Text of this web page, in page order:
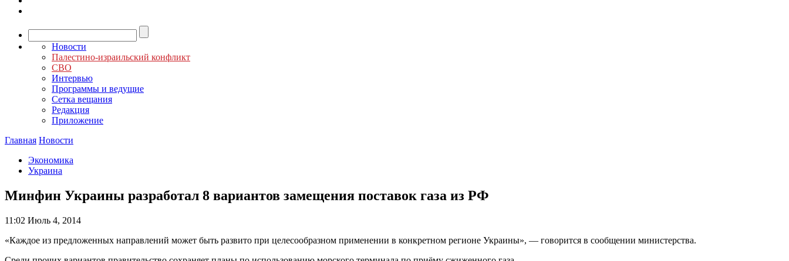
Новости
Палестино-израильский конфликт
СВО
Интервью
Программы и ведущие
Сетка вещания
Редакция
Приложение
Главная Новости
Экономика
Украина
Минфин Украины разработал 8 вариантов замещения поставок газа из РФ
11:02 Июль 4, 2014
«Каждое из предложенных направлений может быть развито при целесообразном применении в конкретном регионе Украины», — говорится в сообщении министерства.